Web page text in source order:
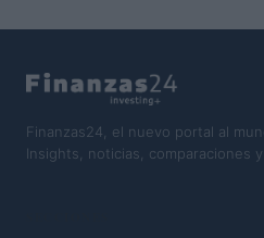
Finanzas24, el nuevo portal al
Insights, noticias, comparaciones